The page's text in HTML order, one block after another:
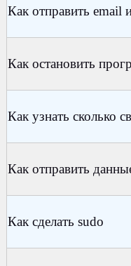
Как отправить email
Как остановить
Как узнать сколько
Как отправить
Как сделать sudo